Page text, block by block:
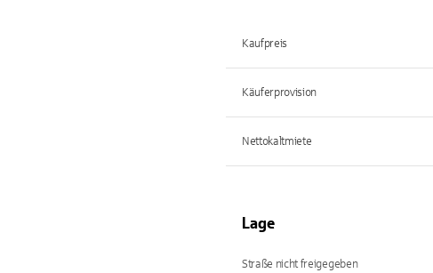
Kaufpreis
Käuferprovision
Nettokaltmiete
Lage
Straße nicht freigegeben